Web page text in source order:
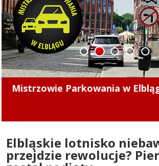
Pierwsze punkty w nowym
1 2 3 4 5
Elbląskie lotnisko
przejdzie rewolucje?